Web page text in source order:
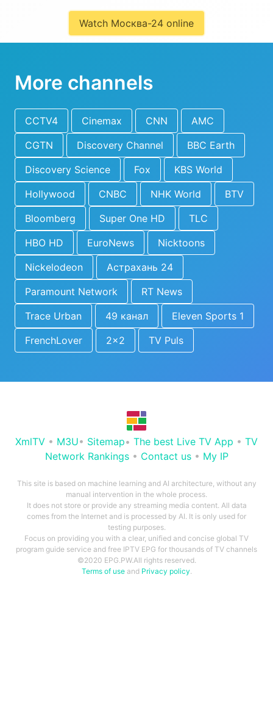
Watch Москва-24 online
More channels
CCTV4 Cinemax CNN
AMC
CGTN
Discovery Channel
BBC Earth
Discovery Science
Fox
KBS World
Hollywood
CNBC NHK World
BTV
Bloomberg
Super One HD
TLC
HBO HD
EuroNews
Nicktoons
Nickelodeon
Астрахань 24
Paramount Network
RT News
Trace Urban
49 канал
Eleven Sports 1
FrenchLover
2x2 TV Puls
XmlTV • M3U• Sitemap• The best Live TV App • TV
Network Rankings• Contact us• My IP
This site is based on machine learning and AI architecture, without any
manual intervention in the whole process.
It does not store or provide any streaming media content. All data
comes from the Internet and is processed by AI. It is only used for
testing purposes.
Focus on providing you with a clear, unified and concise global TV
program guide service and free IPTV EPG for thousands of TV channels
©2020 EPG.PW.All rights reserved.
Terms of useand Privacy policy.